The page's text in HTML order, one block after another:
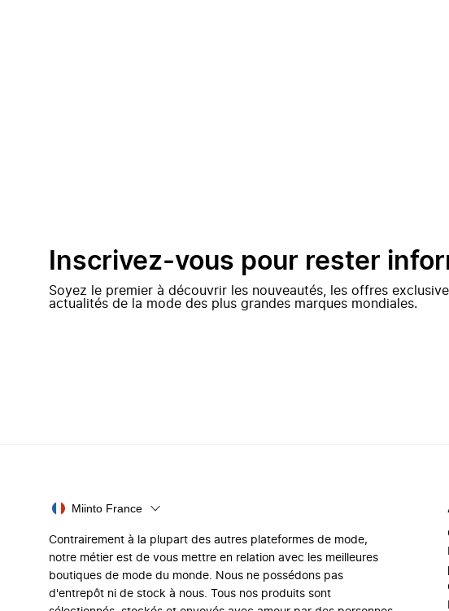
Inscrivez-vous pour rester
Soyez le premier à découvrir les nouveautés, les offres
actualités de la mode des plus grandes marques mondiales.
Miinto France
Contrairement à la plupart des autres plateformes de mode,
notre métier est de vous mettre en relation avec les meilleures
boutiques de mode du monde. Nous ne possédons pas
d'entrepôt ni de stock à nous. Tous nos produits sont